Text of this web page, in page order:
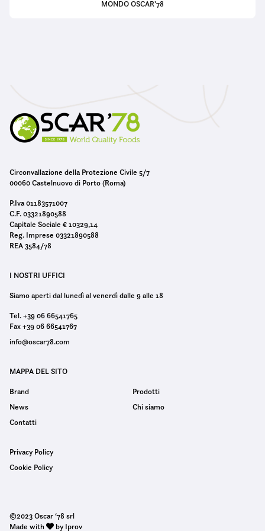
MONDO OSCAR'78
Circonvallazione della Protezione Civile 5/7
00060 Castelnuovo di Porto (Roma)
P.Iva 01183571007
C.F. 03321890588
Capitale Sociale € 10329,14
Reg. Imprese 03321890588
REA 3584/78
I NOSTRI UFFICI
Siamo aperti dal lunedì al venerdì dalle 9 alle 18
Tel. +39 06 66541765
Fax +39 06 66541767
info@oscar78.com
MAPPA DEL SITO
Brand
Prodotti
News
Chi siamo
Contatti
Privacy Policy
Cookie Policy
©2023 Oscar ‘78 srl
Made with
by Iprov